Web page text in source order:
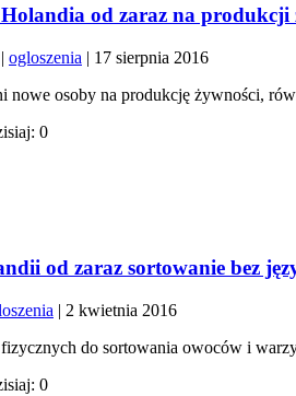
od zaraz na produkcji
| ogloszenia | 17 sierpnia 2016
nowe osoby na produkcję żywności,
0
od zaraz sortowanie bez
| 2 kwietnia 2016
do sortowania owoców i
0